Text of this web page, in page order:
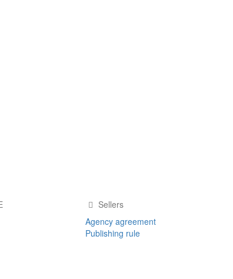
Sellers
Agency agreement
Publishing rule